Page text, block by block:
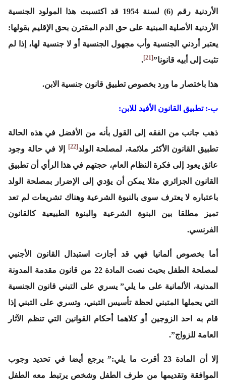
الأردنية رقم (6) لسنة 1954 قد اكتسبت هذا المولود الجنسية
الأردنية الأصلية المبنية على حق الدم المقترن بحق الإقليم بقولها:
يعتبر أردني الجنسية وأب مجهول الجنسية أو لا جنسية لها، إذا لم
تثبت إلى أبيه قانونا”[21]
.
هذا باختصار ما ورد بخصوص تطبيق قانون جنسية الابن.
ب-: تطبيق القانون الأفيد للابن:
ذهب جانب من الفقه إلى القول بأنه من الأفضل في هذه الحالة
تطبيق القانون الأكثر ملائمة، لمصلحة الولد[22]
إلا في حالة وجود
عائق يعود إلى فكرة النظام العام، حجتهم في هذا الرأي أن تطبيق
القانون الجزائري مثلا يمكن أن يؤدي إلى الإضرار بمصلحة الولد
باعتباره لا يعترف سوى بالنبوة الشرعية وهناك تشريعات لم تعد
تميز مطلقا بين البنوة الشرعية والبنوة الطبيعية كالقانون
الفرنسي.
أما بخصوص ألمانيا فهي قد أجازت استبدال القانون الأجنبي
لمصلحة الطفل بحيث نصت المادة 22 من قانون مقدمة المدونة
المدنية، الألمانية على ما يلي” يسري على التبني قانون الجنسية
التي يحملها المتبني لحظة تأسيس التبني، وتسري على التبني إذا
قام به احد الزوجين أو كلاهما أحكام القوانين التي تنظم الآثار
العامة للزواج”.
إلا أن المادة 23 أقرت ما يلي:” يرجع أيضا في تحديد وجوب
الموافقة وتقديمها من طرف الطفل وشخص يرتبط معه الطفل